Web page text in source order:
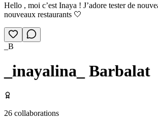
Hello , moi c’est Inaya ! J’adore tester de
nouveaux restaurants 🤍
_B
_inayalina_ Barbalat
26 collaborations